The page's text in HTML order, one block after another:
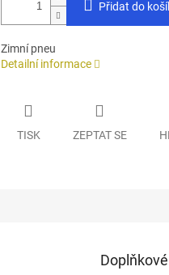
Přidat do
Zimní pneu
Detailní informace
TISK ZEPTAT SE